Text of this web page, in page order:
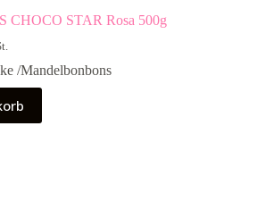
CHOCO STAR Rosa 500g
/Mandelbonbons